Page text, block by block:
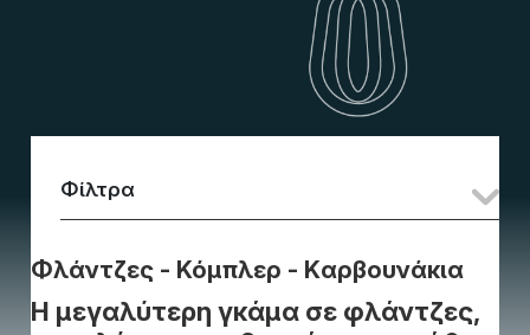
Φίλτρα
Φλάντζες - Κόμπλερ - Kαρβουνάκια
Η μεγαλύτερη γκάμα σε φλάντζες,